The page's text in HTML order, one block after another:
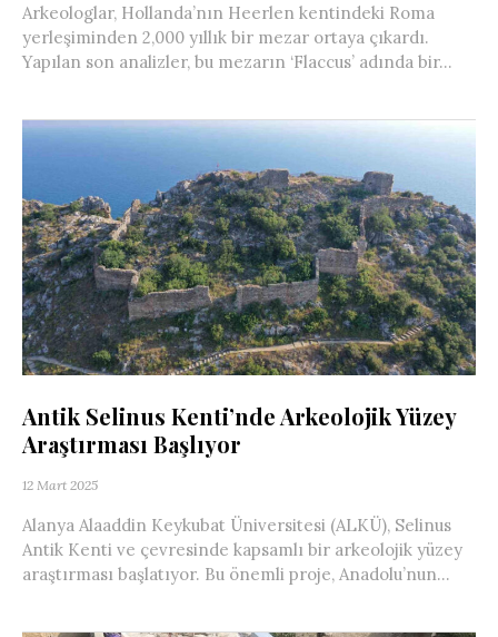
Arkeologlar, Hollanda’nın Heerlen kentindeki Roma
yerleşiminden 2,000 yıllık bir mezar ortaya çıkardı.
Yapılan son analizler, bu mezarın ‘Flaccus’ adında bir...
Antik Selinus Kenti’nde Arkeolojik Yüzey
Araştırması Başlıyor
12 Mart 2025
Alanya Alaaddin Keykubat Üniversitesi (ALKÜ), Selinus
Antik Kenti ve çevresinde kapsamlı bir arkeolojik yüzey
araştırması başlatıyor. Bu önemli proje, Anadolu’nun...